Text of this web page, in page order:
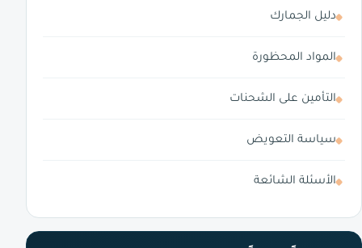
دليل الجمارك
المواد المحظورة
التأمين على الشحنات
سياسة التعويض
الأسئلة الشائعة